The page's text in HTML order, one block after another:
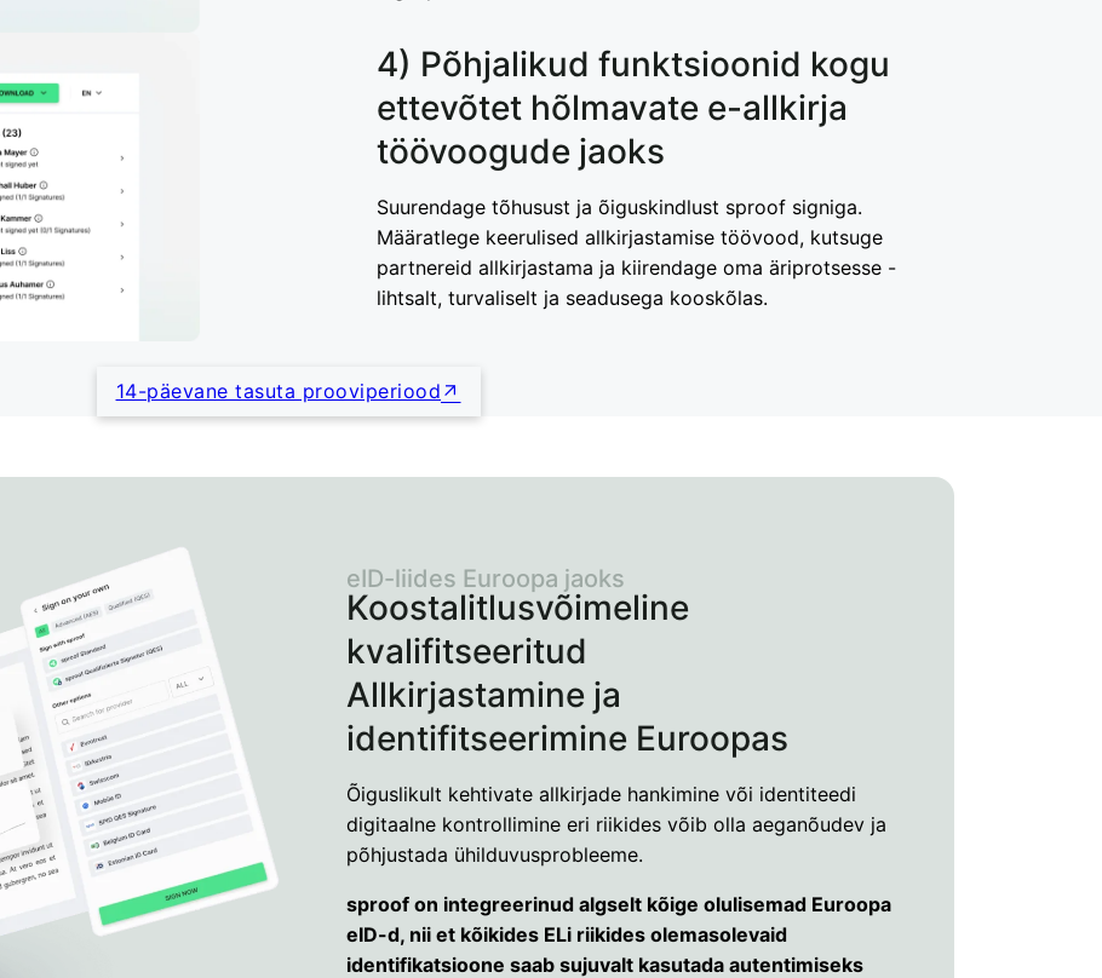
4) Põhjalikud funktsioonid kogu
ettevõtet hõlmavate e-allkirja
töövoogude jaoks
Suurendage tõhusust ja õiguskindlust sproof signiga.
Määratlege keerulised allkirjastamise töövood, kutsuge
partnereid allkirjastama ja kiirendage oma äriprotsesse -
lihtsalt, turvaliselt ja seadusega kooskõlas.
14-päevane tasuta prooviperiood
Koostalitlusvõimeline
kvalifitseeritud
Allkirjastamine ja
identifitseerimine Euroopas
eID-liides Euroopa jaoks
Õiguslikult kehtivate allkirjade hankimine või identiteedi
digitaalne kontrollimine eri riikides võib olla aeganõudev ja
põhjustada ühilduvusprobleeme.
sproof on integreerinud algselt kõige olulisemad Euroopa
eID-d, nii et kõikides ELi riikides olemasolevaid
identifikatsioone saab sujuvalt kasutada autentimiseks